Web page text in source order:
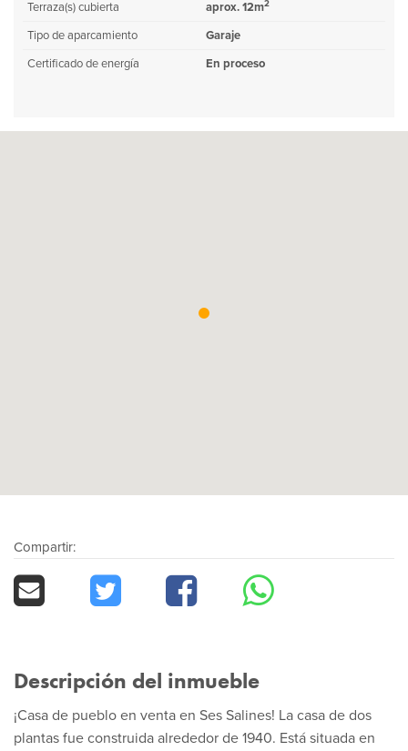
Terraza(s) cubierta aprox. 12m2
Tipo de aparcamiento
Garaje
Certificado de energía
En proceso
Compartir:
Descripción del inmueble
¡Casa de pueblo en venta en Ses Salines! La casa de dos
plantas fue construida alrededor de 1940. Está situada en